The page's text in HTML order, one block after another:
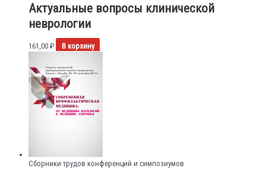
Актуальные вопросы клинической
неврологии
161,00 ₽ В корзину
Сборники трудов конференций и симпозиумов